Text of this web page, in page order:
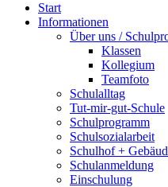
Start
Informationen
Über uns /
Klassen
Kollegium
Teamfoto
Schulalltag
Tut-mir-gut-Schule
Schulprogramm
Schulsozialarbeit
Schulhof +
Schulanmeldung
Einschulung